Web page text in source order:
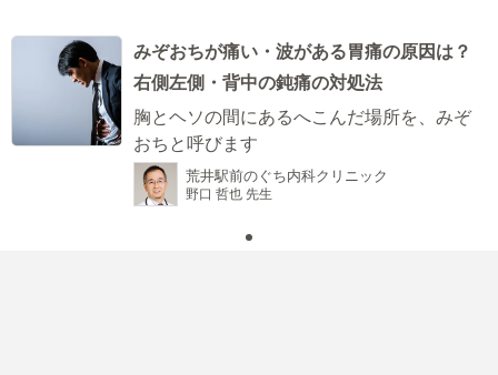
みぞおちが痛い・波がある胃痛の原因は？
右側左側・背中の鈍痛の対処法
胸とヘソの間にあるへこんだ場所を、みぞ
おちと呼びます
荒井駅前のぐち内科クリニック
野口 哲也 先生